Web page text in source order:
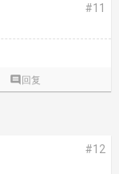
#11
 回复
#12